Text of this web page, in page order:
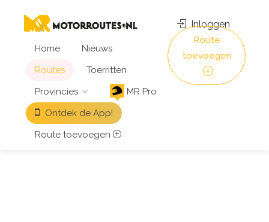
Home
Nieuws
Routes
Toerritten
Provincies
MR Pro
Ontdek de App!
Route toevoegen
Inloggen
Route
toevoegen